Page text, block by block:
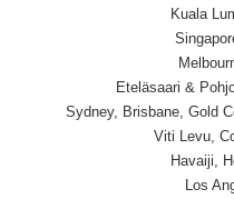
Kuala
Eteläsaari &
Sydney, Brisbane, Gold
Viti Levu,
Havaiji,
Los